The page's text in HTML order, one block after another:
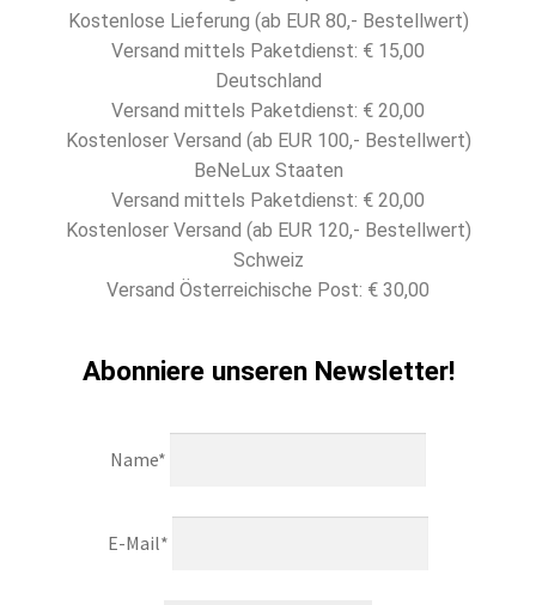
Kostenlose Lieferung (ab EUR 80,- Bestellwert)
Versand mittels Paketdienst: € 15,00
Deutschland
Versand mittels Paketdienst: € 20,00
Kostenloser Versand (ab EUR 100,- Bestellwert)
BeNeLux Staaten
Versand mittels Paketdienst: € 20,00
Kostenloser Versand (ab EUR 120,- Bestellwert)
Schweiz
Versand Österreichische Post: € 30,00
Abonniere unseren Newsletter!
Name*
E-Mail*